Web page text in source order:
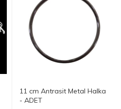
11 cm Antrasit Metal Halka
- ADET